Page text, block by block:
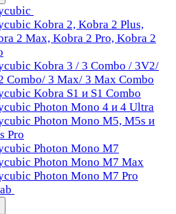
Kobra 2, Kobra 2 Plus,
2 Max, Kobra 2 Pro, Kobra 2
Kobra 3 / 3 Combo / 3V2/
Combo/ 3 Max/ 3 Max Combo
Kobra S1 и S1 Combo
Photon Mono 4 и 4 Ultra
Photon Mono M5, M5s и
Pro
Photon Mono M7
Photon Mono M7 Max
Photon Mono M7 Pro